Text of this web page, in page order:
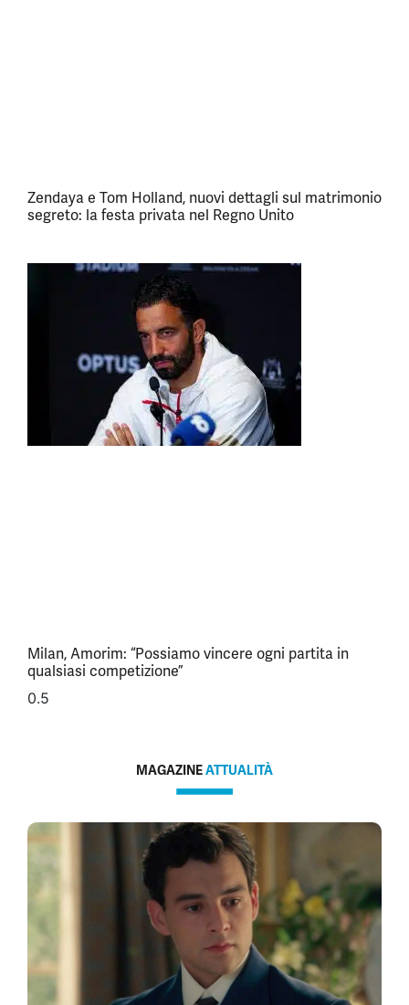
Zendaya e Tom Holland, nuovi dettagli sul matrimonio
segreto: la festa privata nel Regno Unito
Milan, Amorim: “Possiamo vincere ogni partita in
qualsiasi competizione”
MAGAZINEATTUALITÀ